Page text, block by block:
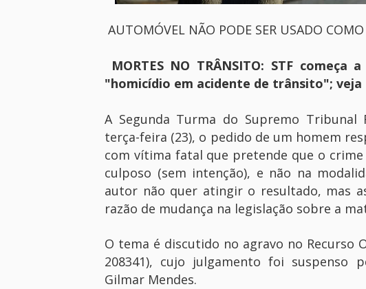
AUTOMÓVEL NÃO PODE SER USADO
MORTES NO TRÂNSITO: STF
"homicídio em acidente de trânsito"; veja
A Segunda Turma do Supremo Tribunal
terça-feira (23), o pedido de um homem
com vítima fatal que pretende que o
culposo (sem intenção), e não na
autor não quer atingir o resultado, mas
razão de mudança na legislação sobre a
O tema é discutido no agravo no Recurso
208341), cujo julgamento foi
Gilmar Mendes.